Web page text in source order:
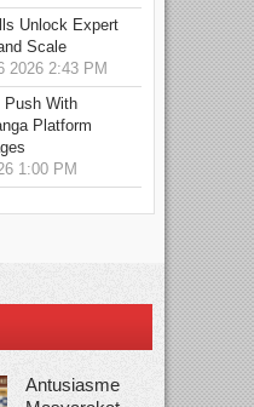
Unlock Expert
Scale
2026 2:43 PM
Push With
Platform
1:00 PM
Antusiasme